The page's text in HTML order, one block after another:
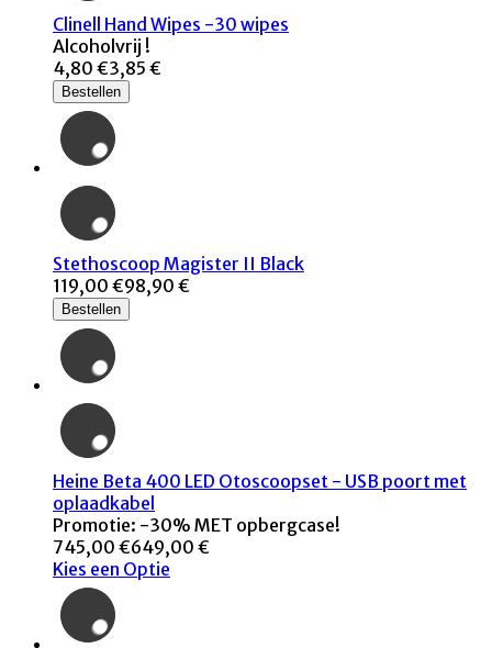
Clinell Hand Wipes -30 wipes
Alcoholvrij !
4,80 €3,85 €
Bestellen
Stethoscoop Magister II Black
119,00 €98,90 €
Bestellen
Heine Beta 400 LED Otoscoopset - USB poort met
oplaadkabel
Promotie: -30% MET opbergcase!
745,00 €649,00 €
Kies een Optie